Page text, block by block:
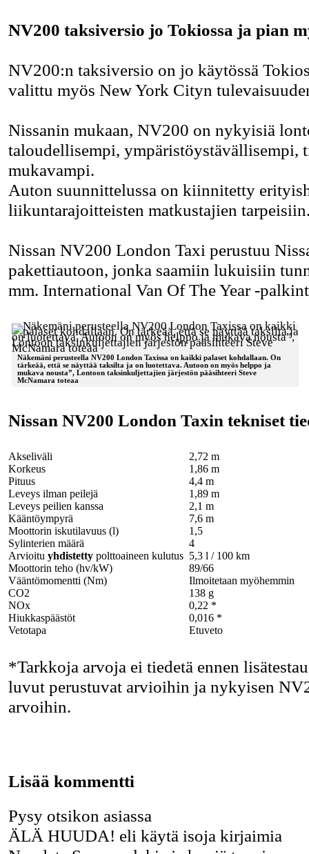
NV200 taksiversio jo Tokiossa ja pian
NV200:n taksiversio on jo käytössä
valittu myös New York Cityn
Nissanin mukaan, NV200 on nykyisiä
taloudellisempi, ympäristöystävällisempi,
mukavampi.
Auton suunnittelussa on kiinnitetty
liikuntarajoitteisten matkustajien
Nissan NV200 London Taxi perustuu
pakettiautoon, jonka saamiin lukuisiin
mm. International Van Of The Year -
Näkemäni perusteella NV200 London Taxissa on kaikki palaset kohdallaan. On
tärkeää, että se näyttää taksilta ja on luotettava. Autoon on myös helppo ja
mukava nousta”, Lontoon taksinkuljettajien järjestön pääsihteeri Steve
McNamara toteaa
Nissan NV200 London Taxin tekniset
Akseliväli
2,72 m
Korkeus
1,86 m
Pituus
4,4 m
Leveys ilman peilejä
1,89 m
Leveys peilien kanssa
2,1 m
Kääntöympyrä
7,6 m
Moottorin iskutilavuus (l)
1,5
Sylinterien määrä
4
Arvioitu yhdistetty polttoaineen kulutus 5,3 l / 100 km
Moottorin teho (hv/kW)
89/66
Vääntömomentti (Nm)
Ilmoitetaan myöhemmin
CO2
138 g
NOx
0,22 *
Hiukkaspäästöt
0,016 *
Vetotapa
Etuveto
*Tarkkoja arvoja ei tiedetä ennen
luvut perustuvat arvioihin ja nykyisen
arvoihin.
Lisää kommentti
Pysy otsikon asiassa
ÄLÄ HUUDA! eli käytä isoja kirjaimia